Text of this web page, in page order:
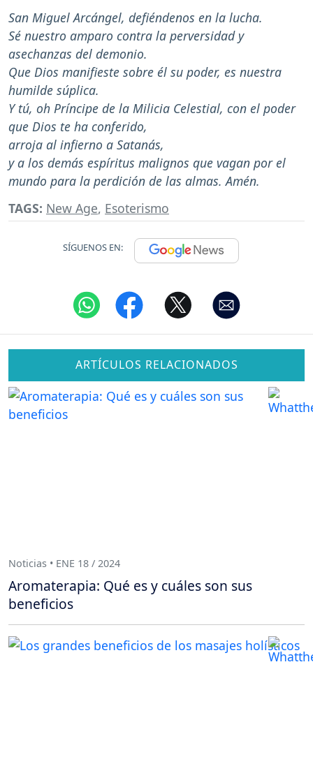
San Miguel Arcángel, defiéndenos en la lucha.
Sé nuestro amparo contra la perversidad y
asechanzas del demonio.
Que Dios manifieste sobre él su poder, es nuestra
humilde súplica.
Y tú, oh Príncipe de la Milicia Celestial, con el poder
que Dios te ha conferido,
arroja al infierno a Satanás,
y a los demás espíritus malignos que vagan por el
mundo para la perdición de las almas. Amén.
TAGS: New Age, Esoterismo
SÍGUENOS EN:
ARTÍCULOS RELACIONADOS
Noticias • ENE 18 / 2024
Aromaterapia: Qué es y cuáles son sus
beneficios